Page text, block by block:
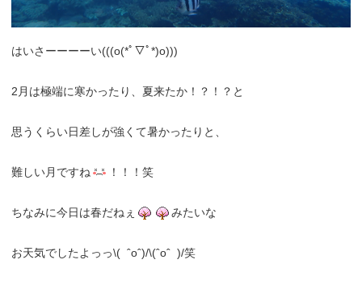
はいさーーーーい(((o(*ﾟ▽ﾟ*)o)))
2月は極端に寒かったり、夏来たか！？！？と
思うくらい日差しが強くて暑かったりと、
難しい月ですね ！！！笑
ちなみに今日は春だねぇ みたいな
お天気でしたよっっ\( ˆoˆ)/\(ˆoˆ )/笑